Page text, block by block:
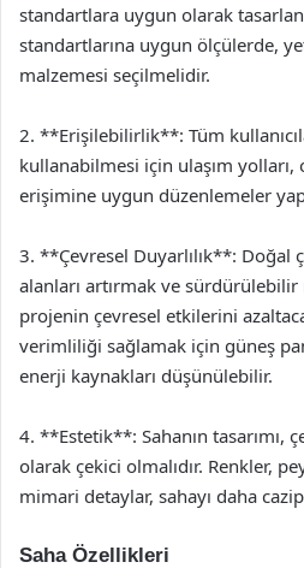
standartlara uygun olarak
standartlarına uygun ölçülerde,
malzemesi seçilmelidir.
2. **Erişilebilirlik**: Tüm
kullanabilmesi için ulaşım
erişimine uygun düzenlemeler
3. **Çevresel Duyarlılık**: Doğal
alanları artırmak ve
projenin çevresel etkilerini
verimliliği sağlamak için güneş
enerji kaynakları düşünülebilir.
4. **Estetik**: Sahanın tasarımı,
olarak çekici olmalıdır. Renkler,
mimari detaylar, sahayı daha
Saha Özellikleri